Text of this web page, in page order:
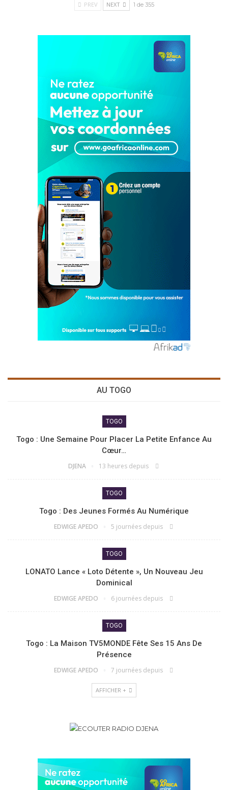
PREV NEXT 1 de 355
AU TOGO
TOGO
Togo : Une Semaine Pour Placer La Petite Enfance Au
Cœur…
DJENA 13 heures depuis
TOGO
Togo : Des Jeunes Formés Au Numérique
EDWIGE APEDO 5 journées depuis
TOGO
LONATO Lance « Loto Détente », Un Nouveau Jeu
Dominical
EDWIGE APEDO 6 journées depuis
TOGO
Togo : La Maison TV5MONDE Fête Ses 15 Ans De
Présence
EDWIGE APEDO 7 journées depuis
AFFICHER +